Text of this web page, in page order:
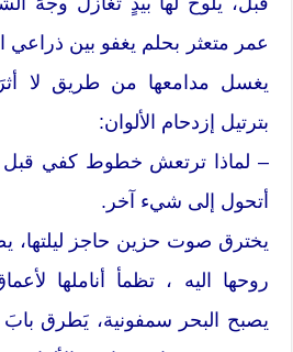
عمر متعثر بحلم يغفو بين ذراعي
يغسل مدامعها من طريق لا
بترتيل إزدحام الألوان:
– لماذا ترتعش خطوط كفي
أتحول إلى شيء آخر.
يخترق صوت حزين حاجز ليلتها،
روحها اليه ، تظمأ أناملها
يصبح البحر سمفونية، يَطرق بابَ